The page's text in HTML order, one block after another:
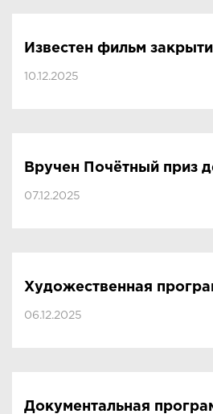
Известен фильм
10.12.2025
Вручен Почётный приз
07.12.2025
Художественная
06.12.2025
Документальная